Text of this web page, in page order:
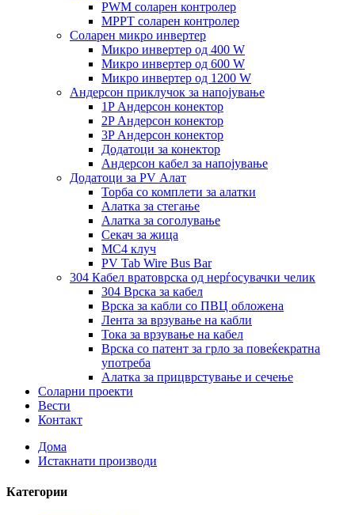
PWM соларен контролер
MPPT соларен контролер
Соларен микро инвертер
Микро инвертер од 400 W
Микро инвертер од 600 W
Микро инвертер од 1200 W
Андерсон приклучок за напојување
1P Андерсон конектор
2P Андерсон конектор
3P Андерсон конектор
Додатоци за конектор
Андерсон кабел за напојување
Додатоци за PV Алат
Торба со комплети за алатки
Алатка за стегање
Алатка за соголување
Секач за жица
MC4 клуч
PV Tab Wire Bus Bar
304 Кабел вратоврска од нерѓосувачки челик
304 Врска за кабел
Врска за кабли со ПВЦ обложена
Лента за врзување на кабли
Тока за врзување на кабел
Врска со патент за грло за повеќекратна
употреба
Алатка за прицврстување и сечење
Соларни проекти
Вести
Контакт
Дома
Истакнати производи
Категории